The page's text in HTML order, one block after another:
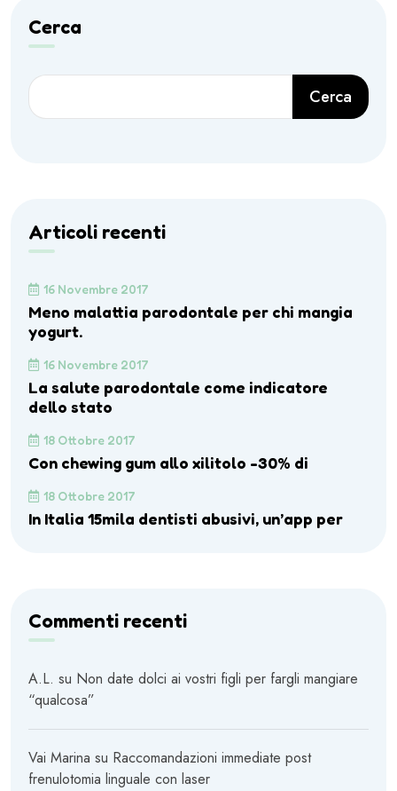
Cerca
Cerca
Articoli recenti
16 Novembre 2017
Meno malattia parodontale per chi mangia
yogurt.
16 Novembre 2017
La salute parodontale come indicatore
dello stato
18 Ottobre 2017
Con chewing gum allo xilitolo -30% di
18 Ottobre 2017
In Italia 15mila dentisti abusivi, un’app per
Commenti recenti
A.L. su Non date dolci ai vostri figli per fargli mangiare
“qualcosa”
Vai Marina su Raccomandazioni immediate post
frenulotomia linguale con laser